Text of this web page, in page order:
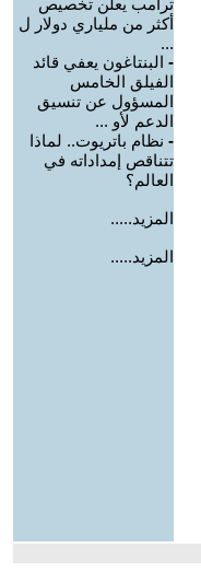
ترامب يعلن تخصيص
أكثر من ملياري دولار ل
...
- البنتاغون يعفي قائد
الفيلق الخامس
المسؤول عن تنسيق
الدعم لأو ...
- نظام باتريوت.. لماذا
تتناقص إمداداته في
العالم؟
المزيد.....
المزيد.....